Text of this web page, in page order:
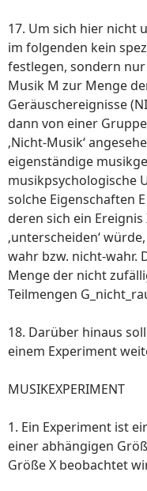
17. Um sich hier nicht
im folgenden kein
festlegen, sondern
Musik M zur Menge
Geräuschereignisse
dann von einer
‚Nicht-Musik‘
eigenständige
musikpsychologische
solche Eigenschaften
deren sich ein
‚unterscheiden‘
wahr bzw. nicht-wahr.
Menge der nicht
Teilmengen
18. Darüber hinaus
einem Experiment
MUSIKEXPERIMENT
1. Ein Experiment ist
einer abhängigen
Größe X beobachtet